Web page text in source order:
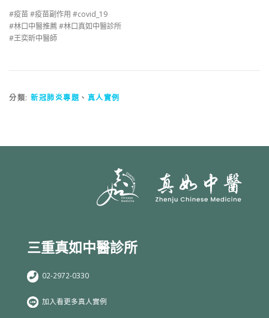
#疫苗 #疫苗副作用 #covid_19
#林口中醫推薦 #林口真如中醫診所
#王奕昕中醫師
分類: 新冠肺炎專題 、 真人實例
三重真如中醫診所
02-2972-0330
加入看更多真人實例